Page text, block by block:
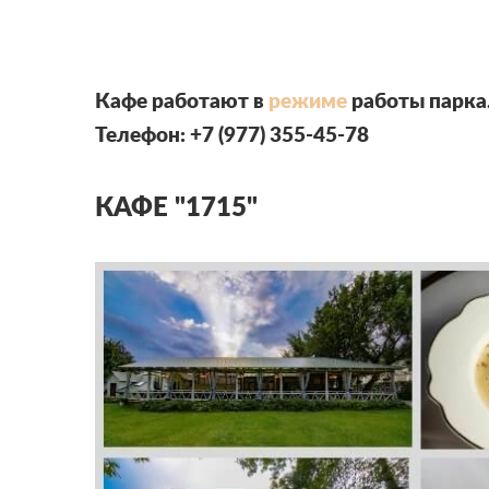
Кафе работают в режиме работы
Телефон: +7 (977) 355-45-78
КАФЕ "1715"